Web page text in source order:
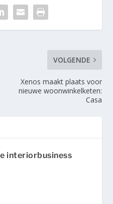
VOLGENDE
Xenos maakt plaats voor
nieuwe woonwinkelketen:
Casa
interiorbusiness